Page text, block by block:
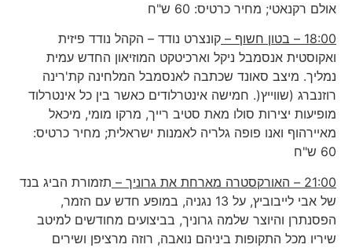
אולם רקנאטי; מחיר כרטיס: 60 ש"ח
18:00 – בטון חשוף –
קונצרט נודד – הקהל נודד פיזית
ואקוסטית אנסמבל ניקל וארכיטקט המוזיאון החדש עמית
נמליך. מיצב סאונד שכתבה לאנסמבל המלחינה קת'רינה
רוזנברג (שווייץ(. חמישה אינטרלודים כאשר בין כל אינטרלוד
מופיעות יצירות סולו מאת סטיב רייך, מרקו מומי, מיכאל
מאיירהוף ואנו פופה גלריה לאמנות ישראלית; מחיר כרטיס:
21:00 – האורקסטרה מארחת את גרוניך –
תזמורת הביג בנד
של אבי לייבוביץ, על 13 נגניה, במופע חדש עם הזמר,
הפסנתרן והיוצר שלמה גרוניך, בביצועים מחודשים למיטב
שיריו מכל התקופות ביניהם נואבה, רוזה מרציפן ושירים